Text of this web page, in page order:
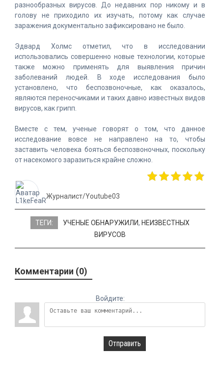
разнообразных вирусов. До недавних пор никому и в
голову не приходило их изучать, потому как случае
заражения документально зафиксировано не было.
Эдвард Холмс отметил, что в исследовании
использовались совершенно новые технологии, которые
также можно применять для выявления причин
заболеваний людей. В ходе исследования было
установлено, что беспозвоночные, как оказалось,
являются переносчиками и таких давно известных видов
вирусов, как грипп.
Вместе с тем, ученые говорят о том, что данное
исследование вовсе не направлено на то, чтобы
заставить человека бояться беспозвоночных, поскольку
от насекомого заразиться крайне сложно.
Журналист/Youtube03
ТЕГИ: УЧЕНЫЕ ОБНАРУЖИЛИ, НЕИЗВЕСТНЫХ
ВИРУСОВ
Комментарии (0)
Войдите:
Отправить